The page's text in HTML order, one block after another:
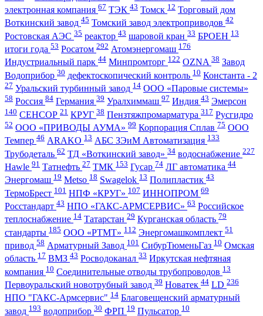
электронная компания 67 ТЭК 43 Томск 12 Торговый дом
Воткинский завод 45 Томский завод электроприводов 42
Ростовская АЭС 35 реактор 43 шаровой кран 33 БРОЕН 13
итоги года 53 Росатом 292 Атомэнергомаш 176
Индустриальный парк 44 Минпромторг 122 OZNA 38 Завод
Водоприбор 30 дефектоскопический контроль 10 Константа - 2
27 Уральский турбинный завод 14 ООО «Паровые системы»
58 Россия 84 Германия 39 Уралхиммаш 97 Индия 43 Эмерсон
140 СЕНСОР 21 КРУГ 38 Пензтяжпромарматура 317 Русгидро
52 ООО «ПРИВОДЫ АУМА» 99 Корпорация Сплав 75 ООО
Темпер 46 ARAKO 13 АБС ЗЭиМ Автоматизация 133
Трубодеталь 62 ТД «Воткинский завод» 34 водоснабжение 227
Hawle 91 Татнефть 27 ТМК 153 Гусар 74 ЛГ автоматика 44
Энергомаш 19 Metso 18 Swagelok 13 Полипластик 43
ТермоБрест 101 НПФ «КРУГ» 107 ИННОПРОМ 69
Росстандарт 43 НПО «ГАКС-АРМСЕРВИС» 63 Российское
теплоснабжение 14 Татарстан 29 Курганская область 79
стандарты 185 ООО «РТМТ» 112 Энергомашкомплект 51
привод 58 Арматурный Завод 101 СибурТюменьГаз 10 Омская
область 17 ВМЗ 43 Росводоканал 33 Иркутская нефтяная
компания 10 Соединительные отводы трубопроводов 13
Первоуральский новотрубный завод 39 Новатек 44 LD 236
НПО "ГАКС-Армсервис" 14 Благовещенский арматурный
завод 193 водоприбор 30 ФРП 19 Пульсатор 10